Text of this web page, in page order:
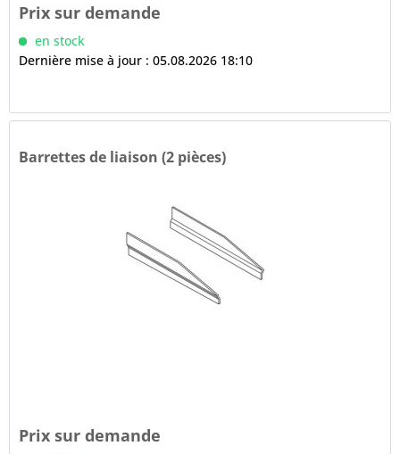
Prix sur demande
en stock
Dernière mise à jour : 05.08.2026 18:10
Barrettes de liaison (2 pièces)
Prix sur demande